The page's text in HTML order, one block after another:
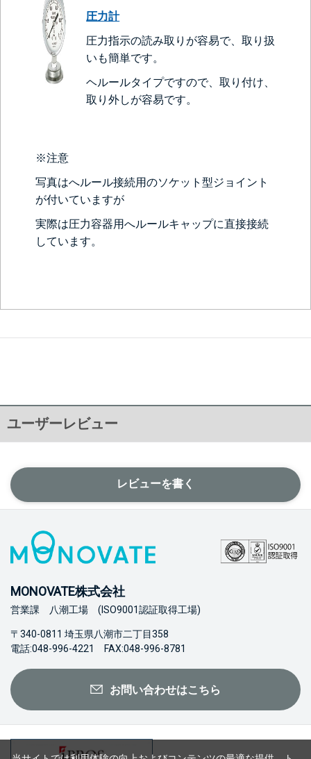
圧力計
圧力指示の読み取りが容易で、取り扱
いも簡単です。
ヘルールタイプですので、取り付け、
取り外しが容易です。
※注意
写真はへルール接続用のソケット型ジョイント
が付いていますが
実際は圧力容器用へルールキャップに直接接続
しています。
ユーザーレビュー
レビューを書く
MONOVATE株式会社
営業課 八潮工場 (ISO9001認証取得工場)
〒340-0811 埼玉県八潮市二丁目358
電話:048-996-4221 FAX:048-996-8781
お問い合わせはこちら